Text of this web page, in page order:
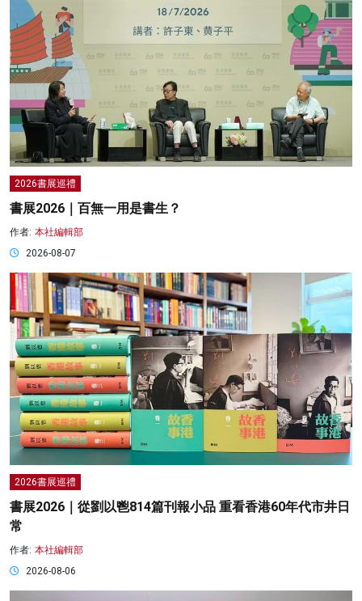
2026書展巡禮
書展2026｜百無一用是書生？
作者: 本社編輯部
2026-08-07
2026書展巡禮
書展2026｜從劉以鬯814篇刊報小品 重看香港60年代市井日
常
作者: 本社編輯部
2026-08-06